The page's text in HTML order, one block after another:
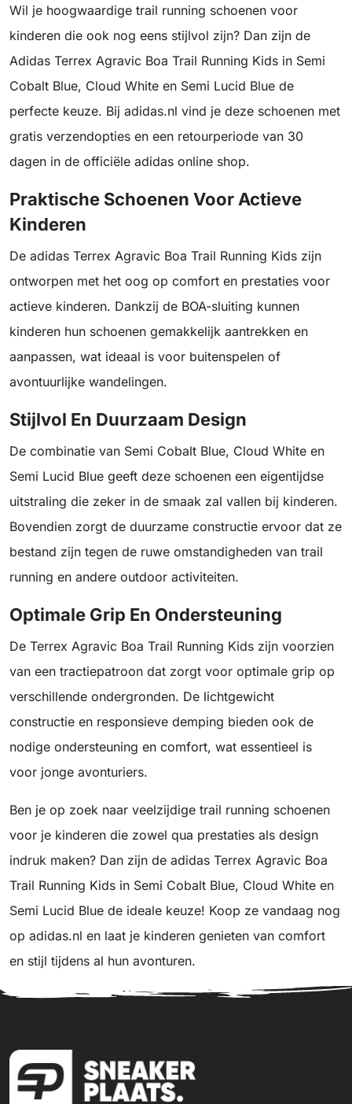
Wil je hoogwaardige trail running schoenen voor
kinderen die ook nog eens stijlvol zijn? Dan zijn de
Adidas Terrex Agravic Boa Trail Running Kids in Semi
Cobalt Blue, Cloud White en Semi Lucid Blue de
perfecte keuze. Bij adidas.nl vind je deze schoenen met
gratis verzendopties en een retourperiode van 30
dagen in de officiële adidas online shop.
Praktische Schoenen Voor Actieve
Kinderen
De adidas Terrex Agravic Boa Trail Running Kids zijn
ontworpen met het oog op comfort en prestaties voor
actieve kinderen. Dankzij de BOA-sluiting kunnen
kinderen hun schoenen gemakkelijk aantrekken en
aanpassen, wat ideaal is voor buitenspelen of
avontuurlijke wandelingen.
Stijlvol En Duurzaam Design
De combinatie van Semi Cobalt Blue, Cloud White en
Semi Lucid Blue geeft deze schoenen een eigentijdse
uitstraling die zeker in de smaak zal vallen bij kinderen.
Bovendien zorgt de duurzame constructie ervoor dat ze
bestand zijn tegen de ruwe omstandigheden van trail
running en andere outdoor activiteiten.
Optimale Grip En Ondersteuning
De Terrex Agravic Boa Trail Running Kids zijn voorzien
van een tractiepatroon dat zorgt voor optimale grip op
verschillende ondergronden. De lichtgewicht
constructie en responsieve demping bieden ook de
nodige ondersteuning en comfort, wat essentieel is
voor jonge avonturiers.
Ben je op zoek naar veelzijdige trail running schoenen
voor je kinderen die zowel qua prestaties als design
indruk maken? Dan zijn de adidas Terrex Agravic Boa
Trail Running Kids in Semi Cobalt Blue, Cloud White en
Semi Lucid Blue de ideale keuze! Koop ze vandaag nog
op adidas.nl en laat je kinderen genieten van comfort
en stijl tijdens al hun avonturen.